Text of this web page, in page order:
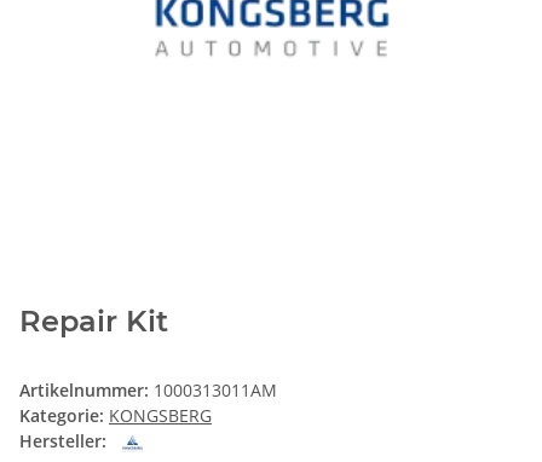
Repair Kit
Artikelnummer: 1000313011AM
Kategorie: KONGSBERG
Hersteller: